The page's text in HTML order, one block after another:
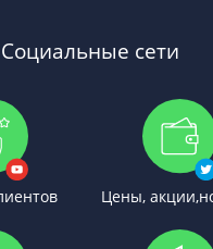
Социальные сети
Цены,